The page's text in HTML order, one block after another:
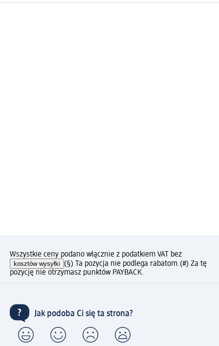
Wszystkie ceny podano włącznie z podatkiem VAT bez
kosztów wysyłki (§) Ta pozycja nie podlega rabatom.(#) Za tę
pozycję nie otrzymasz punktów PAYBACK.
Jak podoba Ci się ta strona?